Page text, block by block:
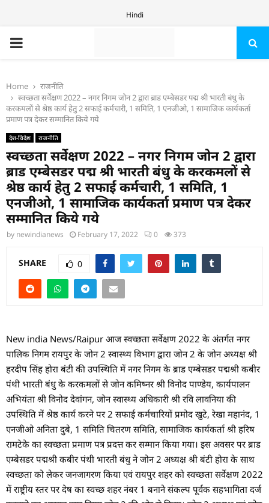
Hindi
PRIMARY
Home
राजनीति
स्वच्छता सर्वेक्षण 2022 – नगर निगम जोन 2 द्वारा ब्राड एम्बेसडर पद्म श्री भारती बंधु के
करकमलों से श्रेष्ठ कार्य हेतु 2 सफाई कर्मचारी, 1 समिति, 1 एनजीओ, 1 सामाजिक कार्यकर्ता
प्रमाण पत्र देकर सम्मानित किये गये
देश-विदेश राजनीति
स्वच्छता सर्वेक्षण 2022 – नगर निगम जोन 2 द्वारा
ब्राड एम्बेसडर पद्म श्री भारती बंधु के करकमलों से
श्रेष्ठ कार्य हेतु 2 सफाई कर्मचारी, 1 समिति, 1
एनजीओ, 1 सामाजिक कार्यकर्ता प्रमाण पत्र देकर
सम्मानित किये गये
by newindianews February 17, 2022 0 373
SHARE 0
New india News/Raipur आज स्वच्छता सर्वेक्षण 2022 के अंतर्गत नगर
पालिक निगम रायपुर के जोन 2 स्वास्थ्य विभाग द्वारा जोन 2 के जोन अध्यक्ष श्री
हरदीप सिंह होरा बंटी की उपस्थिति में नगर निगम के ब्राड एम्बेसडर पद्मश्री कबीर
पंथी भारती बंधु के करकमलों से जोन कमिष्नर श्री विनोद पाण्डेय, कार्यपालन
अभियंता श्री विनोद देवांगन, जोन स्वास्थ्य अधिकारी श्री रवि लावनिया की
उपस्थिति में श्रेष्ठ कार्य करने पर 2 सफाई कर्मचारियों प्रमोद खुटे, रेखा महानंद, 1
एनजीओ अनिता दुबे, 1 समिति चितरण समिति, सामाजिक कार्यकर्ता श्री हरिष
रामटेके का स्वच्छता प्रमाण पत्र प्रदत्त कर सम्मान किया गया। इस अवसर पर ब्राड
एम्बेसडर पद्मश्री कबीर पंथी भारती बंधु ने जोन 2 अध्यक्ष श्री बंटी होरा के साथ
स्वच्छता को लेकर जनजागरण किया एवं रायपुर शहर को स्वच्छता सर्वेक्षण 2022
में राष्ट्रीय स्तर पर देष का स्वच्छ शहर नंबर 1 बनाने संकल्प पूर्वक सहभागिता दर्ज